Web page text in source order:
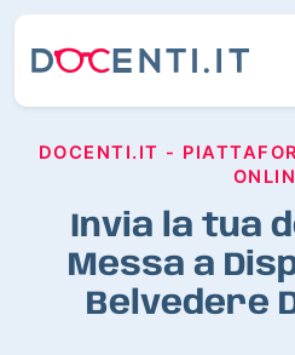
DOCENTI.IT -
Invia la tua
Messa a
Belvedere